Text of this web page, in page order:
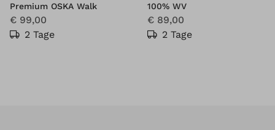
Premium OSKA Walk
€ 99,00
2 Tage
100% WV
€ 89,00
2 Tage